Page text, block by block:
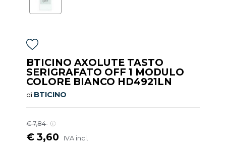
BTICINO AXOLUTE TASTO
SERIGRAFATO OFF 1 MODULO
COLORE BIANCO HD4921LN
di BTICINO
€ 7,84
€ 3,60 IVA incl.